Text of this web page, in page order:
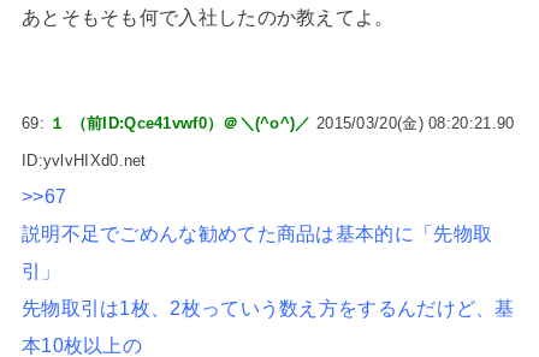
あとそもそも何で入社したのか教えてよ。
69: １ （前ID:Qce41vwf0）＠＼(^o^)／ 2015/03/20(金) 08:20:21.90
ID:yvlvHIXd0.net
>>67
説明不足でごめんな勧めてた商品は基本的に「先物取
引」
先物取引は1枚、2枚っていう数え方をするんだけど、基
本10枚以上の